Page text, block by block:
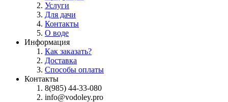
Услуги
Для дачи
Контакты
О воде
Информация
Как заказать?
Доставка
Способы оплаты
Контакты
8(985) 44-33-080
info@vodoley.pro